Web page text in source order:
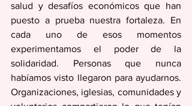
salud y desafíos económicos que han
puesto a prueba nuestra fortaleza. En
cada uno de esos momentos
experimentamos el poder de la
solidaridad. Personas que nunca
habíamos visto llegaron para ayudarnos.
Organizaciones, iglesias, comunidades y